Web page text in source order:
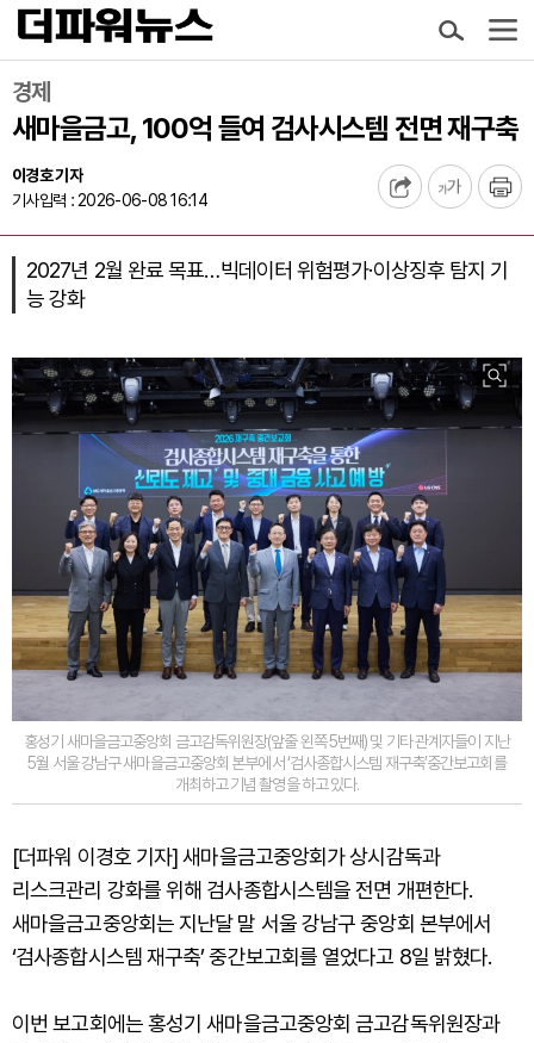
경제
새마을금고, 100억 들여 검사시스템 전면 재구축
이경호 기자
기사입력 : 2026-06-08 16:14
2027년 2월 완료 목표…빅데이터 위험평가·이상징후 탐지 기
능 강화
홍성기 새마을금고중앙회 금고감독위원장(앞줄 왼쪽 5번째) 및 기타 관계자들이 지난
5월 서울 강남구 새마을금고중앙회 본부에서 ‘검사종합시스템 재구축’중간보고회를
개최하고 기념 촬영을 하고 있다.
[더파워 이경호 기자] 새마을금고중앙회가 상시감독과
리스크관리 강화를 위해 검사종합시스템을 전면 개편한다.
새마을금고중앙회는 지난달 말 서울 강남구 중앙회 본부에서
‘검사종합시스템 재구축’ 중간보고회를 열었다고 8일 밝혔다.
이번 보고회에는 홍성기 새마을금고중앙회 금고감독위원장과